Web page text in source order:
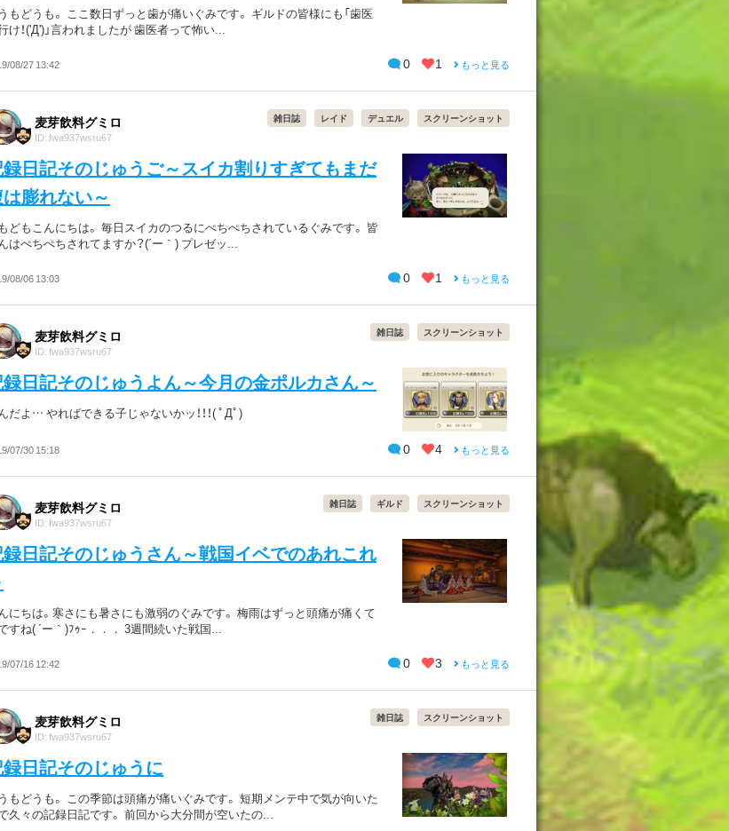
もどうも。 ここ数日ずっと歯が痛いぐみです。 ギルドの皆様にも「歯医
け！('Д')」言われましたが 歯医者って怖い...
08/27 13:42 0 1 もっと見る
麦芽飲料グミロ
ID: fwa937wsru67
雑日誌 レイド デュエル スクリーンショット
日記そのじゅうご～スイカ割りすぎてもまだ
膨れない～
どもこんにちは。 毎日スイカのつるにぺちぺちされているぐみです。 皆
はぺちぺちされてますか？(´ー｀) プレゼッ...
08/06 13:03 0 1 もっと見る
麦芽飲料グミロ
ID: fwa937wsru67
雑日誌 スクリーンショット
日記そのじゅうよん～今月の金ポルカさん～
だよ… やればできる子じゃないかッ！！！( ﾟДﾟ)
07/30 15:18 0 4 もっと見る
麦芽飲料グミロ
ID: fwa937wsru67
雑日誌 ギルド スクリーンショット
日記そのじゅうさん～戦国イベでのあれこれ
にちは。寒さにも暑さにも激弱のぐみです。 梅雨はずっと頭痛が痛くて
すね( ´ー｀)ﾌｩｰ．．． 3週間続いた戦国...
07/16 12:42 0 3 もっと見る
麦芽飲料グミロ
ID: fwa937wsru67
雑日誌 スクリーンショット
日記そのじゅうに
もどうも。 この季節は頭痛が痛いぐみです。 短期メンテ中で気が向いた
久々の記録日記です。 前回から大分間が空いたの...